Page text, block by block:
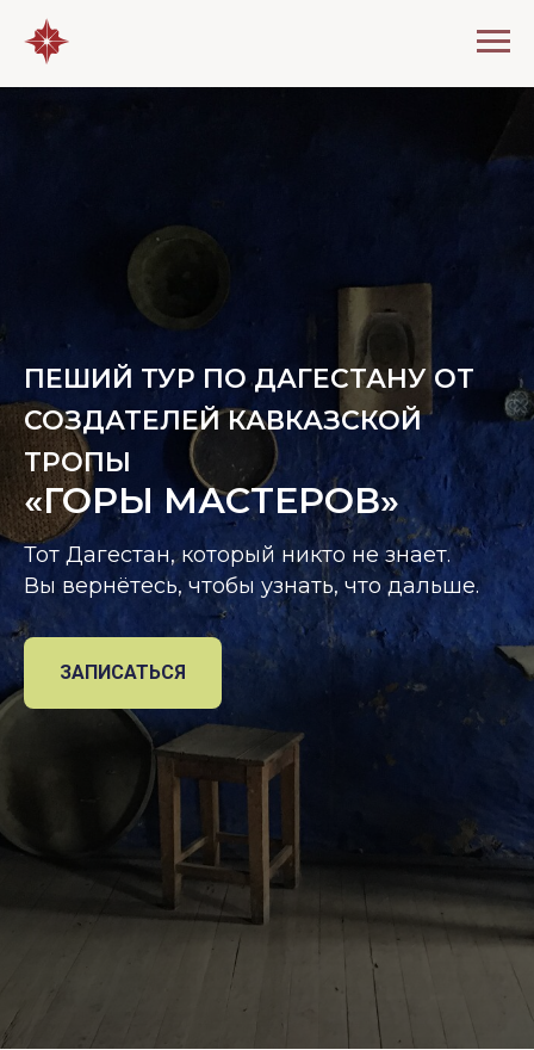
ПЕШИЙ ТУР ПО ДАГЕСТАНУ ОТ
СОЗДАТЕЛЕЙ КАВКАЗСКОЙ
ТРОПЫ
«ГОРЫ МАСТЕРОВ»
Тот Дагестан, который никто не знает.
Вы вернётесь, чтобы узнать, что дальше.
ЗАПИСАТЬСЯ